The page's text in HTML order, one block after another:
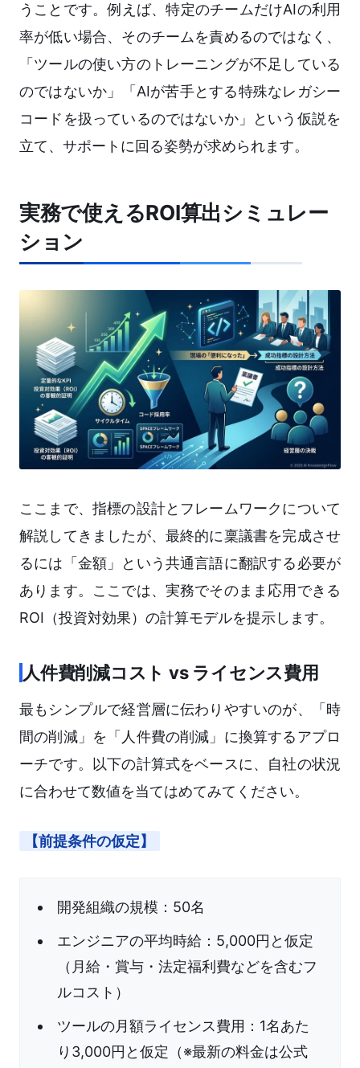
うことです。例えば、特定のチームだけAIの利用
率が低い場合、そのチームを責めるのではなく、
「ツールの使い方のトレーニングが不足している
のではないか」「AIが苦手とする特殊なレガシー
コードを扱っているのではないか」という仮説を
立て、サポートに回る姿勢が求められます。
実務で使えるROI算出シミュレー
ション
ここまで、指標の設計とフレームワークについて
解説してきましたが、最終的に稟議書を完成させ
るには「金額」という共通言語に翻訳する必要が
あります。ここでは、実務でそのまま応用できる
ROI（投資対効果）の計算モデルを提示します。
人件費削減コスト vs ライセンス費用
最もシンプルで経営層に伝わりやすいのが、「時
間の削減」を「人件費の削減」に換算するアプロ
ーチです。以下の計算式をベースに、自社の状況
に合わせて数値を当てはめてみてください。
【前提条件の仮定】
開発組織の規模：50名
エンジニアの平均時給：5,000円と仮定
（月給・賞与・法定福利費などを含むフ
ルコスト）
ツールの月額ライセンス費用：1名あた
り3,000円と仮定（※最新の料金は公式